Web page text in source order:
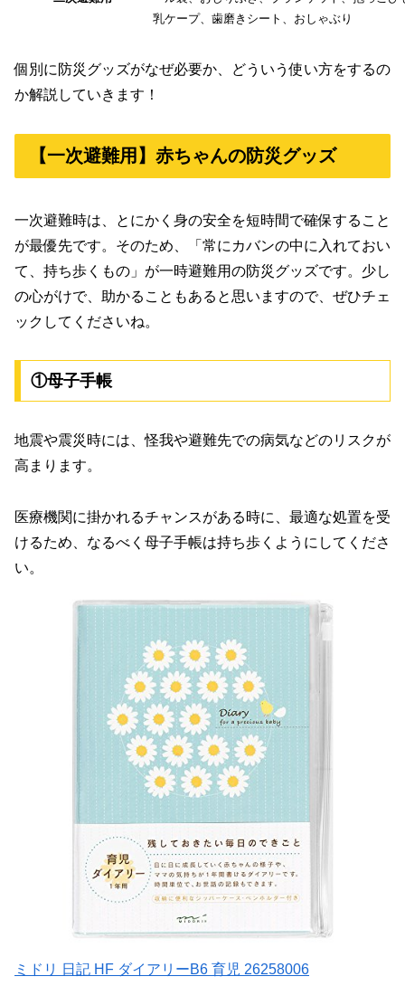
乳ケープ、歯磨きシート、おしゃぶり
個別に防災グッズがなぜ必要か、どういう使い方をするの
か解説していきます！
【一次避難用】赤ちゃんの防災グッズ
一次避難時は、とにかく身の安全を短時間で確保すること
が最優先です。そのため、「常にカバンの中に入れておい
て、持ち歩くもの」が一時避難用の防災グッズです。少し
の心がけで、助かることもあると思いますので、ぜひチェ
ックしてくださいね。
①母子手帳
地震や震災時には、怪我や避難先での病気などのリスクが
高まります。
医療機関に掛かれるチャンスがある時に、最適な処置を受
けるため、なるべく母子手帳は持ち歩くようにしてくださ
い。
ミドリ 日記 HF ダイアリーB6 育児 26258006